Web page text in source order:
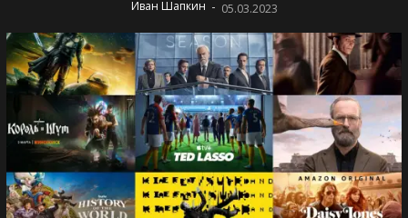
Иван Шапкин - 05.03.2023